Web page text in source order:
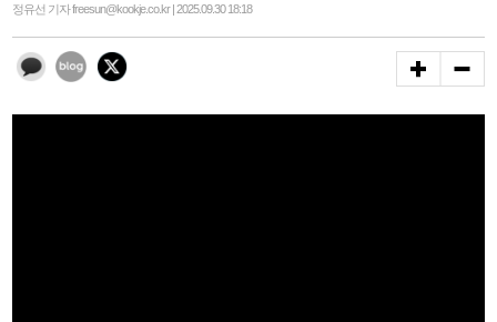
정유선 기자 freesun@kookje.co.kr | 2025.09.30 18:18